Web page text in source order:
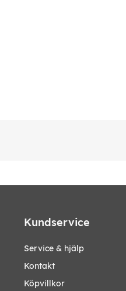
Kundservice
Service & hjälp
Kontakt
Köpvillkor